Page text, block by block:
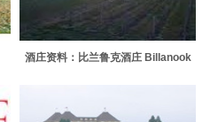
酒庄资料：比兰鲁克酒庄 Billanook